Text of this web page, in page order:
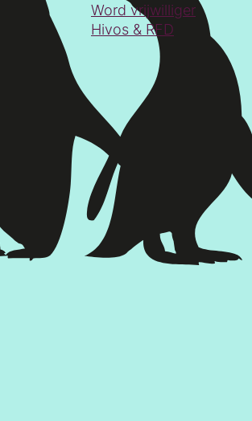
Word vrijwilliger
Hivos & RFD